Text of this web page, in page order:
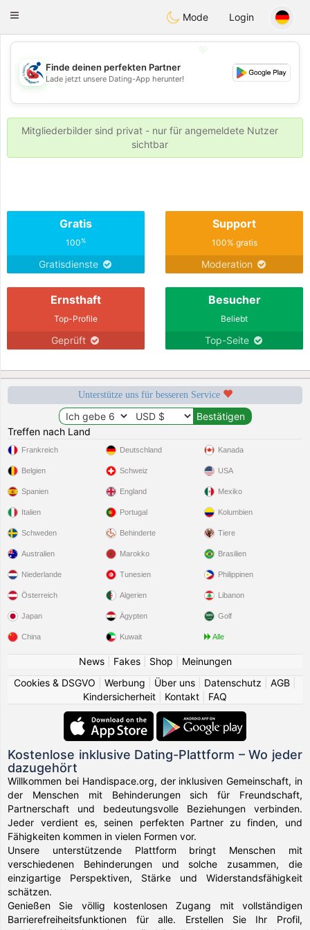
Handi Space
Toggle
Mode Login
💖
💕
💕
Finde deinen perfekten Partner
Lade jetzt unsere Dating-App herunter!
Mitgliederbilder sind privat - nur für angemeldete Nutzer
sichtbar
Gratis
100%
Gratisdienste
Support
100% gratis
Moderation
Ernsthaft
Top-Profile
Geprüft
Besucher
Beliebt
Top-Seite
Unterstütze uns für besseren Service
Treffen nach Land
Frankreich
Belgien
Spanien
Italien
Schweden
Deutschland
Schweiz
England
Portugal
Behinderte
Kanada
USA
Mexiko
Kolumbien
Tiere
Australien
Niederlande
Österreich
Japan
China
Marokko
Tunesien
Algerien
Ägypten
Kuwait
Brasilien
Philippinen
Libanon
Golf
Alle
News| Fakes| Shop
Meinungen
Cookies & DSGVO
Werbung Über uns Datenschutz AGB
Kindersicherheit
Kontakt FAQ
Kostenlose inklusive Dating-Plattform – Wo jeder
dazugehört
Willkommen bei Handispace.org, der inklusiven Gemeinschaft, in
der Menschen mit Behinderungen sich für Freundschaft,
Partnerschaft und bedeutungsvolle Beziehungen verbinden.
Jeder verdient es, seinen perfekten Partner zu finden, und
Fähigkeiten kommen in vielen Formen vor.
Unsere unterstützende Plattform bringt Menschen mit
verschiedenen Behinderungen und solche zusammen, die
einzigartige Perspektiven, Stärke und Widerstandsfähigkeit
schätzen.
Genießen Sie völlig kostenlosen Zugang mit vollständigen
Barrierefreiheitsfunktionen für alle. Erstellen Sie Ihr Profil,